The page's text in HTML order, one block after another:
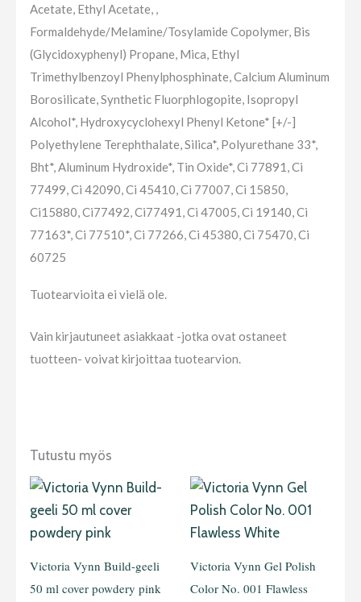
Acetate, Ethyl Acetate, ,
Formaldehyde/Melamine/Tosylamide Copolymer, Bis
(Glycidoxyphenyl) Propane, Mica, Ethyl
Trimethylbenzoyl Phenylphosphinate, Calcium Aluminum
Borosilicate, Synthetic Fluorphlogopite, Isopropyl
Alcohol*, Hydroxycyclohexyl Phenyl Ketone* [+/-]
Polyethylene Terephthalate, Silica*, Polyurethane 33*,
Bht*, Aluminum Hydroxide*, Tin Oxide*, Ci 77891, Ci
77499, Ci 42090, Ci 45410, Ci 77007, Ci 15850,
Ci15880, Ci77492, Ci77491, Ci 47005, Ci 19140, Ci
77163*, Ci 77510*, Ci 77266, Ci 45380, Ci 75470, Ci
60725
Tuotearvioita ei vielä ole.
Vain kirjautuneet asiakkaat -jotka ovat ostaneet
tuotteen- voivat kirjoittaa tuotearvion.
Tutustu myös
Victoria Vynn Build-geeli
50 ml cover powdery pink
Victoria Vynn Gel Polish
Color No. 001 Flawless